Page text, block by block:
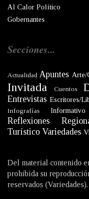
Al Calor Político
Gobernantes
Secciones...
Actualidad Apuntes Arte/
Invitada
Cuentos
Entrevistas Escritores/
Infografías Informativo
Reflexiones
Turístico Variedades
Del material contenido
prohibida su
reservados (Variedades).